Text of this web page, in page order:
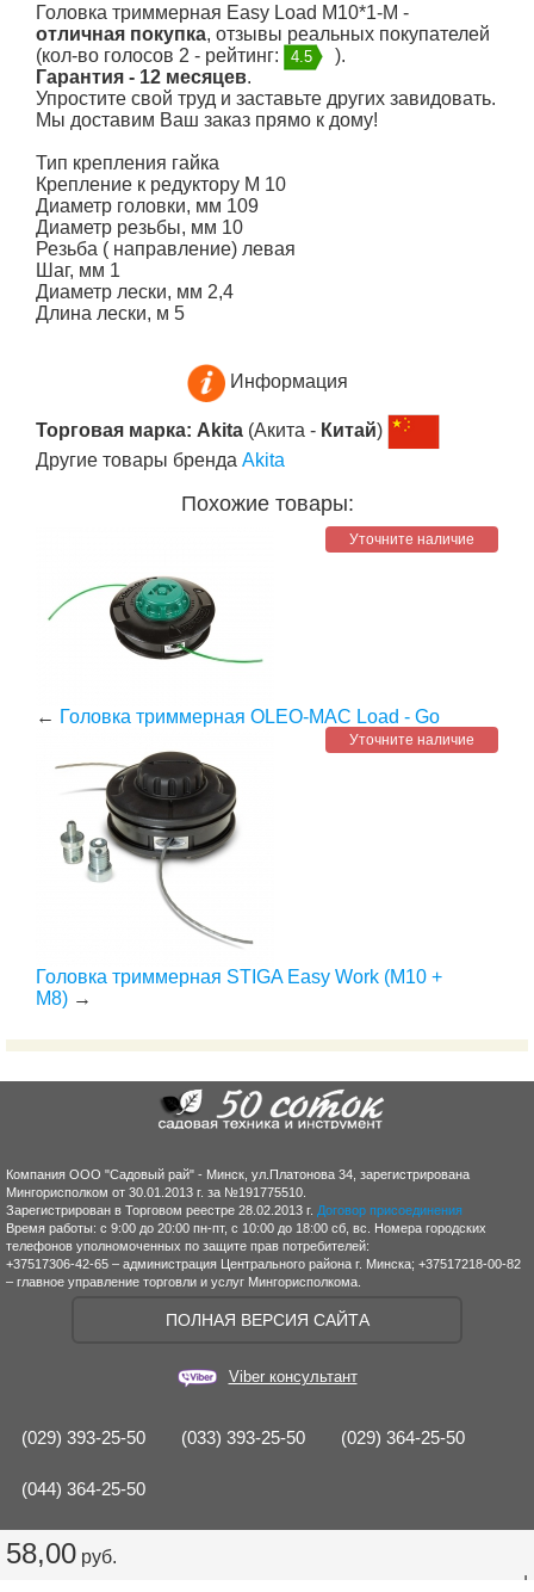
Головка триммерная Easy Load M10*1-М -
отличная покупка, отзывы реальных покупателей
(кол-во голосов 2 - рейтинг:
4.5
).
Гарантия - 12 месяцев.
Упростите свой труд и заставьте других завидовать.
Мы доставим Ваш заказ прямо к дому!
Тип крепления гайка
Крепление к редуктору M 10
Диаметр головки, мм 109
Диаметр резьбы, мм 10
Резьба ( направление) левая
Шаг, мм 1
Диаметр лески, мм 2,4
Длина лески, м 5
Информация
Торговая марка: Akita (Акита - Китай)
Другие товары бренда Akita
Похожие товары:
Уточните наличие
← Головка триммерная OLEO-MAC Load - Go
Уточните наличие
Головка триммерная STIGA Easy Work (M10 +
M8) →
58,00 руб.
|
Компания ООО "Садовый рай" - Минск, ул.Платонова 34, зарегистрирована
Мингорисполком от 30.01.2013 г. за №191775510.
Зарегистрирован в Торговом реестре 28.02.2013 г. Договор присоединения
Время работы: с 9:00 до 20:00 пн-пт, с 10:00 до 18:00 сб, вс. Номера городских
телефонов уполномоченных по защите прав потребителей:
+37517306-42-65 – администрация Центрального района г. Минска; +37517218-00-82
– главное управление торговли и услуг Мингорисполкома.
ПОЛНАЯ ВЕРСИЯ САЙТА
Viber консультант
(029) 393-25-50 (033) 393-25-50 (029) 364-25-50
(044) 364-25-50